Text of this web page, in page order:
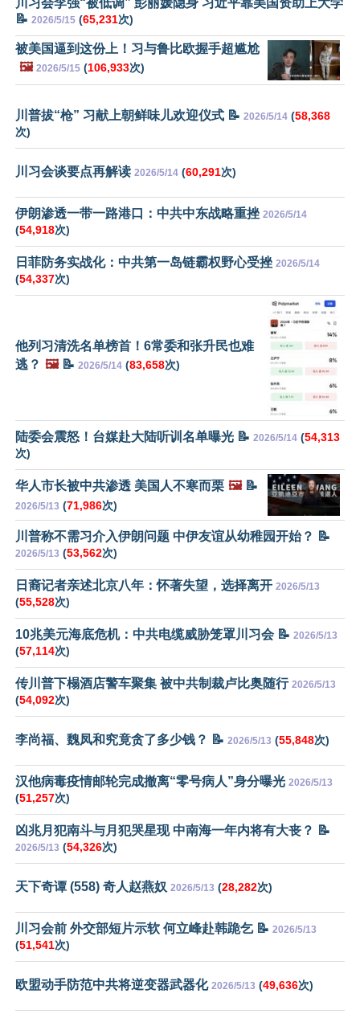
📝 2026/5/15 (65,231次)
被美国逼到这份上！习与鲁比欧握手超尴尬
🖼️ 2026/5/15 (106,933次)
川普拔“枪” 习献上朝鲜味儿欢迎仪式 📝 2026/5/14 (58,368
次)
川习会谈要点再解读 2026/5/14 (60,291次)
伊朗渗透一带一路港口：中共中东战略重挫 2026/5/14
(54,918次)
日菲防务实战化：中共第一岛链霸权野心受挫 2026/5/14
(54,337次)
他列习清洗名单榜首！6常委和张升民也难
逃？ 🖼️📝 2026/5/14 (83,658次)
陆委会震怒！台媒赴大陆听训名单曝光 📝 2026/5/14 (54,313
次)
华人市长被中共渗透 美国人不寒而栗 🖼️📝
2026/5/13 (71,986次)
川普称不需习介入伊朗问题 中伊友谊从幼稚园开始？ 📝
2026/5/13 (53,562次)
日裔记者亲述北京八年：怀著失望，选择离开 2026/5/13
(55,528次)
10兆美元海底危机：中共电缆威胁笼罩川习会 📝 2026/5/13
(57,114次)
传川普下榻酒店警车聚集 被中共制裁卢比奥随行 2026/5/13
(54,092次)
李尚福、魏凤和究竟贪了多少钱？ 📝 2026/5/13 (55,848次)
汉他病毒疫情邮轮完成撤离“零号病人”身分曝光 2026/5/13
(51,257次)
凶兆月犯南斗与月犯哭星现 中南海一年内将有大丧？ 📝
2026/5/13 (54,326次)
天下奇谭 (558) 奇人赵燕奴 2026/5/13 (28,282次)
川习会前 外交部短片示软 何立峰赴韩跪乞 📝 2026/5/13
(51,541次)
欧盟动手防范中共将逆变器武器化 2026/5/13 (49,636次)